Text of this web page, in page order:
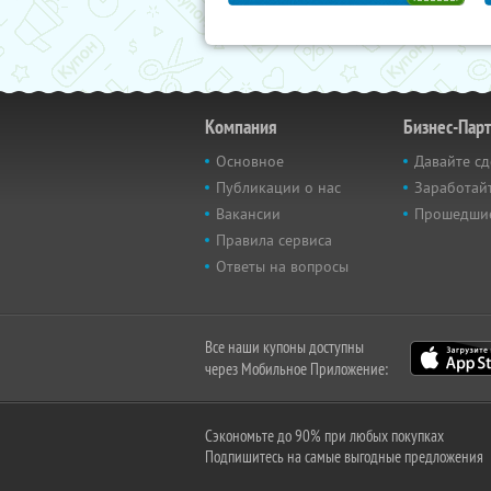
Компания
Основное
Публикации о нас
Вакансии
Правила сервиса
Ответы на вопросы
Бизнес-
Давайте
Все наши купоны доступны
через Мобильное Приложение:
Сэкономьте до 90% при любых покупках
Подпишитесь на самые выгодные предложения